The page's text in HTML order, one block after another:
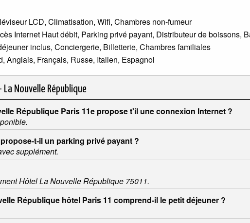
LCD, Climatisation, Wifi, Chambres non-fumeur
Internet Haut débit, Parking privé payant, Distributeur de boissons,
inclus, Conciergerie, Billetterie, Chambres familiales
Anglais, Français, Russe, Italien, Espagnol
Nouvelle République
République Paris 11e propose t'il une connexion Internet ?
t-il un parking privé payant ?
supplément.
Hôtel La Nouvelle République 75011.
République hôtel Paris 11 comprend-il le petit déjeuner ?